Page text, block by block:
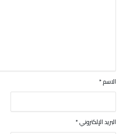
الاسم*
البريد الإلكتروني*